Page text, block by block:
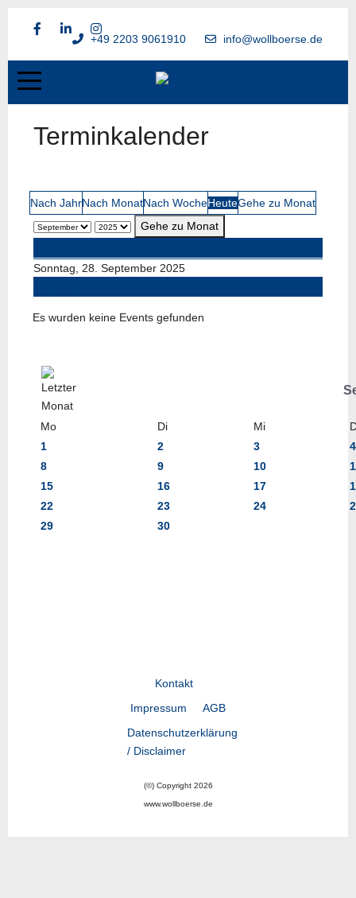
+49 2203 9061910 info@wollboerse.de
Terminkalender
Nach JahrNach MonatNach WocheHeuteGehe zu Monat
Gehe zu Monat
Sonntag, 28. September 2025
Es wurden keine Events gefunden
Mo Di Mi
1
2 3
4
8
9 10
15
16 17
22
23 24
29
30
Kontakt
Impressum
AGB
Datenschutzerklärung
/ Disclaimer
(©) Copyright 2026
www.wollboerse.de